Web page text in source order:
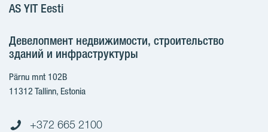
AS YIT Eesti
Девелопмент недвижимости, строительство
зданий и инфраструктуры
Pärnu mnt 102B
11312 Tallinn, Estonia
+372 665 2100